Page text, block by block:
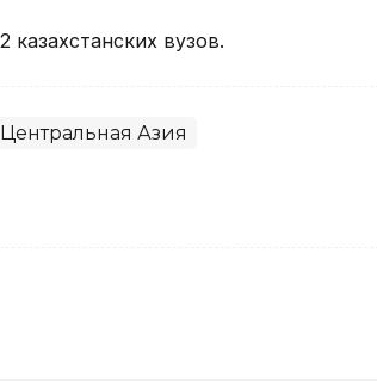
вузов.
Центральная Азия